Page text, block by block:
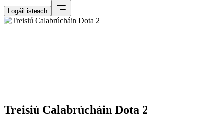
Logáil isteach
Treisiú Calabrúcháin Dota 2